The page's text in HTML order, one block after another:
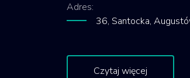
Adres:
36, Santocka,
Czytaj więcej